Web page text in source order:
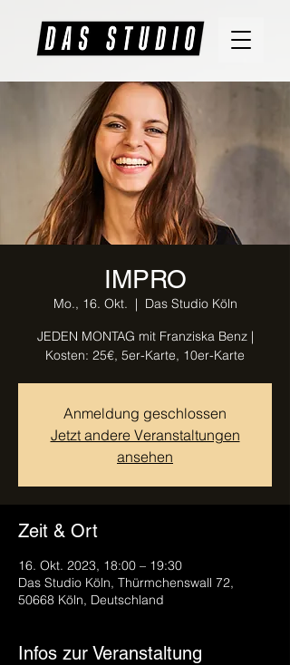
IMPRO
Mo., 16. Okt.
  |
Das Studio Köln
JEDEN MONTAG mit Franziska Benz |
Kosten: 25€, 5er-Karte, 10er-Karte
Anmeldung geschlossen
Jetzt andere Veranstaltungen
ansehen
Zeit & Ort
16. Okt. 2023, 18:00 – 19:30
Das Studio Köln, Thürmchenswall 72,
50668 Köln, Deutschland
Infos zur Veranstaltung